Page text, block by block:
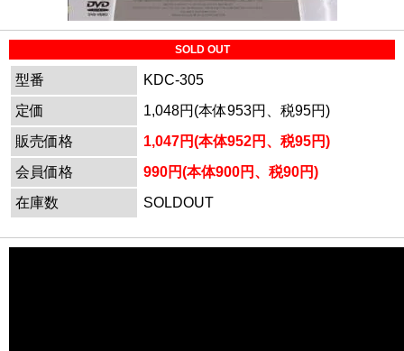
SOLD OUT
型番
KDC-305
定価
1,048円(本体953円、税95円)
販売価格
1,047円(本体952円、税95円)
会員価格
990円(本体900円、税90円)
在庫数
SOLDOUT